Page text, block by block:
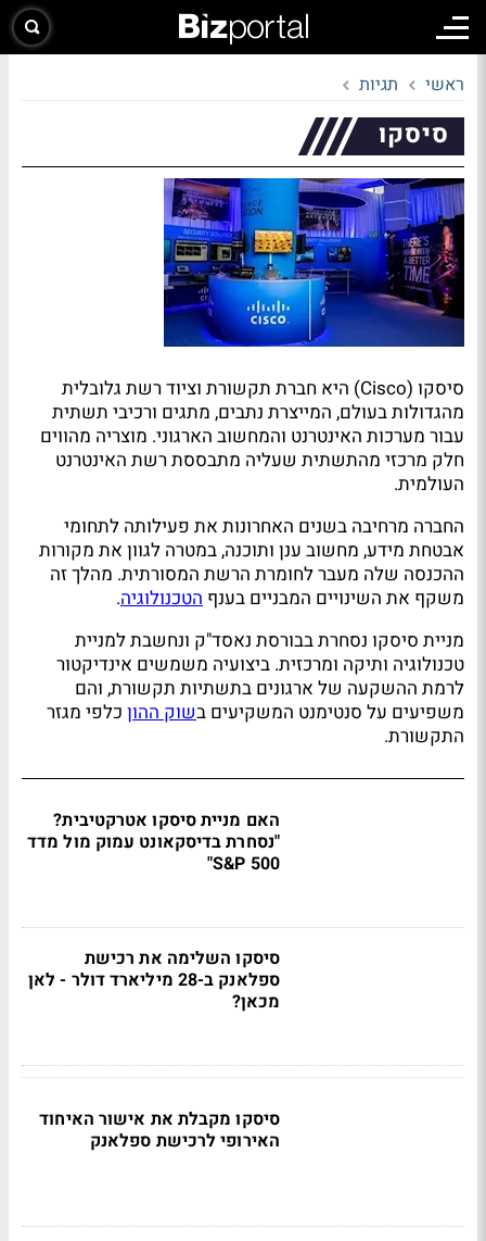
ראשי תגיות
סיסקו
סיסקו (Cisco) היא חברת תקשורת וציוד רשת גלובלית
מהגדולות בעולם, המייצרת נתבים, מתגים ורכיבי תשתית
עבור מערכות האינטרנט והמחשוב הארגוני. מוצריה מהווים
חלק מרכזי מהתשתית שעליה מתבססת רשת האינטרנט
העולמית.
החברה מרחיבה בשנים האחרונות את פעילותה לתחומי
אבטחת מידע, מחשוב ענן ותוכנה, במטרה לגוון את מקורות
ההכנסה שלה מעבר לחומרת הרשת המסורתית. מהלך זה
משקף את השינויים המבניים בענף הטכנולוגיה.
מניית סיסקו נסחרת בבורסת נאסד"ק ונחשבת למניית
טכנולוגיה ותיקה ומרכזית. ביצועיה משמשים אינדיקטור
לרמת ההשקעה של ארגונים בתשתיות תקשורת, והם
משפיעים על סנטימנט המשקיעים בשוק ההון כלפי מגזר
התקשורת.
האם מניית סיסקו אטרקטיבית?
"נסחרת בדיסקאונט עמוק מול מדד
S&P 500"
סיסקו השלימה את רכישת
ספלאנק ב-28 מיליארד דולר - לאן
מכאן?
סיסקו מקבלת את אישור האיחוד
האירופי לרכישת ספלאנק